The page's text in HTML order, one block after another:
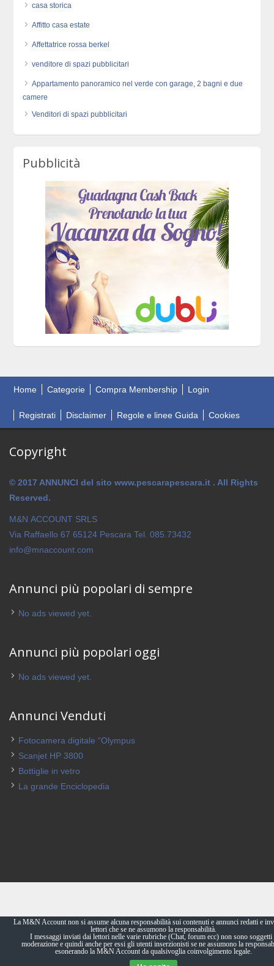
casa storica
Affitto casa estate
Affettatrice rossa berkel
venditore di spazi pubblicitari
Appartamento panoramico nel verde con garage, 2 bagni e due
camere
Venditori di spazi pubblicitari
Pubblicità
Home Categorie Compra Membership Login
Registrati Disclaimer Regole e linee Guida Cookies
Copyright
© 2017 ANNUNCI del sito www.pescarapescara.it . All Rights
Reserved.
M&N ACCOUNT SRLS
Via Raffaello 67 65124 Pescara Tel. 085.73432
info@mnaccount.com
Annunci più popolari di sempre
No ads viewed yet.
Annunci più popolari oggi
No ads viewed yet.
Annunci Venduti
Fotocamera digitale “Olympus
Scanjet HP 3800
Bottiglie in vetro
La grande Enciclopedia
La M&N Account non si assume alcuna responsabilità sui contenuti e annunci redatti e
lettori che se ne assumono la responsabilità.
I messaggi inviati dai lettori nelle varie rubriche (Chat, forum ecc) non sono soggetti
moderazione e quindi anche per essi gli utenti inserzionisti se ne assumono la
esonerando la M&N Account da qualsivoglia coinvolgimento legale.